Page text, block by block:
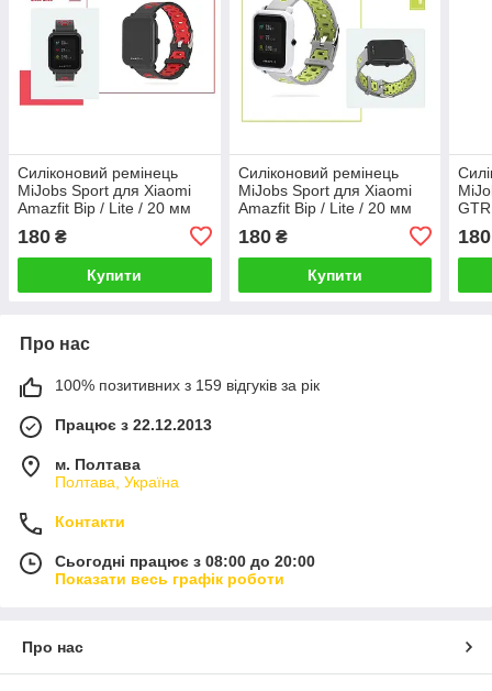
Силіконовий ремінець
MiJobs Sport для Xiaomi
Amazfit Bip / Lite / 20 мм
Чорний / Червоний 1626P
180 ₴
Купити
Силіконовий ремінець
MiJobs Sport для Xiaomi
Amazfit Bip / Lite / 20 мм
180₴
Купити
180
Про нас
100% позитивних з 159 відгуків за рік
Працює з 22.12.2013
м. Полтава
Полтава, Україна
Контакти
Сьогодні працює з 08:00 до 20:00
Показати весь графік роботи
Про нас